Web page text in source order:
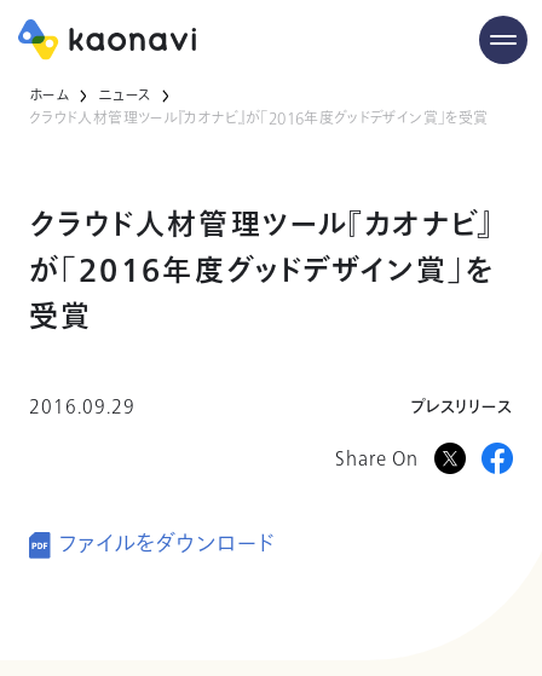
ホーム
ニュース
クラウド人材管理ツール『カオナビ』が「2016年度グッドデザイン賞」を受賞
クラウド人材管理ツール『カオナビ』
が「2016年度グッドデザイン賞」を
受賞
2016.09.29 プレスリリース
Share On
ファイルをダウンロード